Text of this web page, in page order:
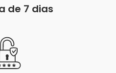
de 7 dias